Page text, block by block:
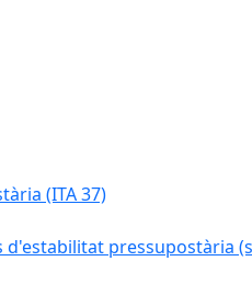
(ITA 37)
pressupostària